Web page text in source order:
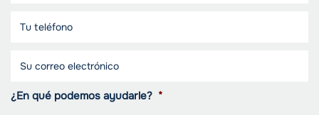
¿En qué podemos ayudarle? *